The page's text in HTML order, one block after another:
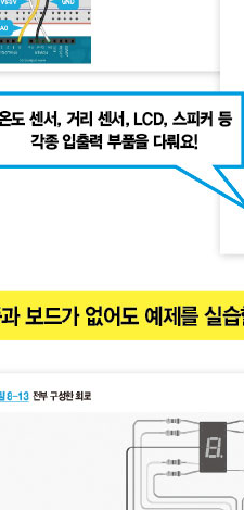
용한 분기 정리(switch-case 제
반복해 보자(for 제어문)
반복해 보자(while 제어문과 do-
을 생각해 보자(알고리즘)
들
함수, loop 함수와 표준 C언